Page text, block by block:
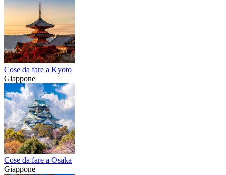
Cose da fare a Kyoto
Giappone
Cose da fare a Osaka
Giappone